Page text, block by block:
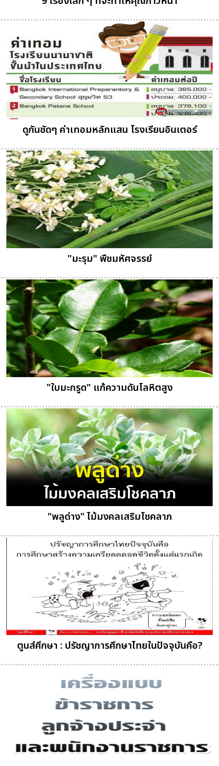
ดูกันชัดๆ ค่าเทอมหลักแสน โรงเรียนอินเตอร์
"มะรุม" พืชมหัศจรรย์
"ใบมะกรูด" แก้ความดันโลหิตสูง
"พลูด่าง" ไม้มงคลเสริมโชคลาภ
ตูนส์ศึกษา : ปรัชญาการศึกษาไทยในปัจจุบันคือ?